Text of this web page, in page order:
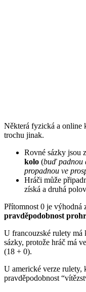
Některá fyzická a online
trochu jinak.
Rovné sázky jsou
kolo (buď padnou
propadnou ve
Hráči může
získá a druhá
Přítomnost 0 je výhodná
pravděpodobnost
U francouzské rulety má
sázky, protože hráč má
(18 + 0).
U americké verze rulety,
pravděpodobnost